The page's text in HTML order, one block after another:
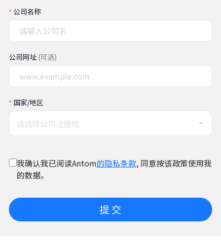
公司名称
公司网址 (可选)
国家/地区
请选择公司注册地
我确认我已阅读Antom的隐私条款, 同意按该政策使用我
的数据。
提 交